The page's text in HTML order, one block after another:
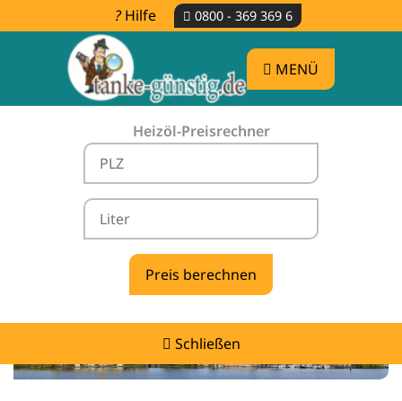
Hilfe 0800 - 369 369 6
MENÜ
Heizöl-Preisrechner
Schließen
Heizölpreise Groß Molzahn -
vergleichen & günstig tanken